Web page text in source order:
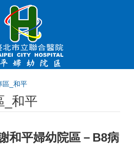
區_和平
_和平
和平婦幼院區－B8病